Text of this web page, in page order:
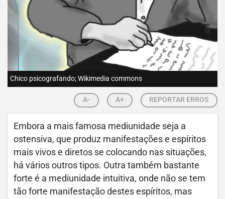
Chico psicografando; Wikimedia commons
A- A+ REPORTAR ERROS
Embora a mais famosa mediunidade seja a
ostensiva, que produz manifestações e espíritos
mais vivos e diretos se colocando nas situações,
há vários outros tipos. Outra também bastante
forte é a mediunidade intuitiva, onde não se tem
tão forte manifestação destes espíritos, mas